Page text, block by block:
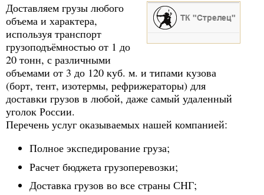
Доставляем грузы любого
объема и характера,
используя транспорт
грузоподъёмностью от 1 до
20 тонн, с различными
объемами от 3 до 120 куб. м. и типами кузова
(борт, тент, изотермы, рефрижераторы) для
доставки грузов в любой, даже самый удаленный
уголок России.
Перечень услуг оказываемых нашей компанией:
Полное экспедирование груза;
Расчет бюджета грузоперевозки;
Доставка грузов во все страны СНГ;